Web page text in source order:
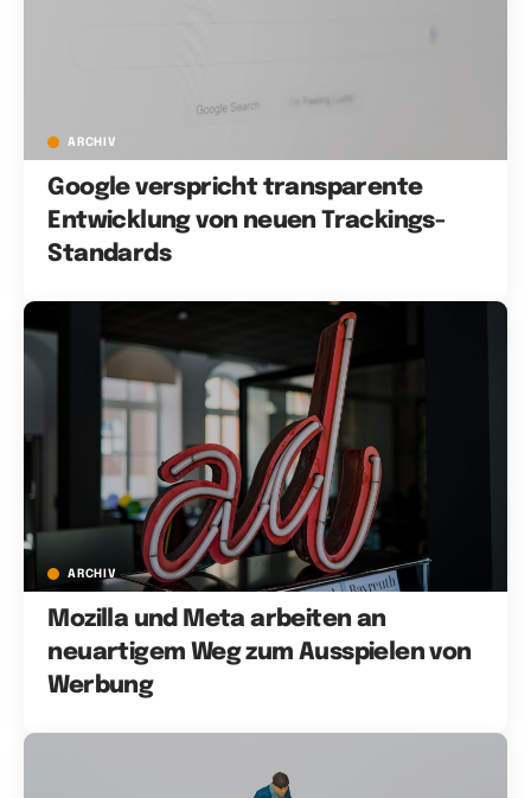
ARCHIV
Google verspricht transparente
Entwicklung von neuen Trackings-
Standards
ARCHIV
Mozilla und Meta arbeiten an
neuartigem Weg zum Ausspielen von
Werbung